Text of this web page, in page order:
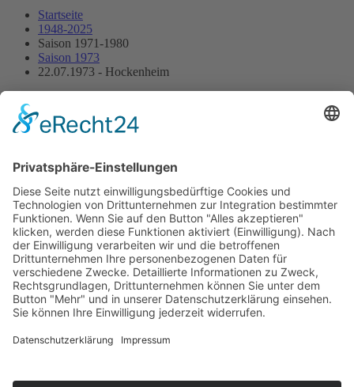
Startseite
1948-2025
Saison 1971-1980
Saison 1973
22.07.1973 - Hockenheim
22.07.1973 - Hockenheim
Alle Ergebnisse:
Nennungsliste
Ergebnis Zeittraining Original Zeitnahme
Startaufstellung
Original Zeitnahme
Ergebnis Rennen
Original Zeitnahme
Impressum